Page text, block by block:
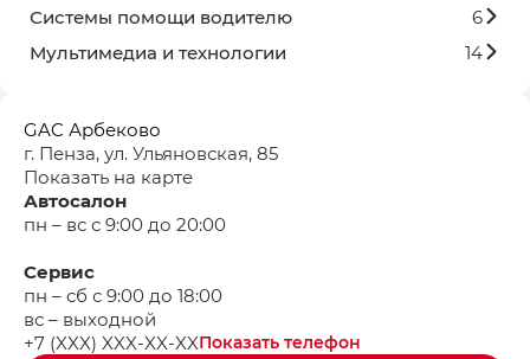
Системы помощи водителю
6
Мультимедиа и технологии
14
GAC Арбеково
г. Пенза, ул. Ульяновская, 85
Показать на карте
Автосалон
пн – вс с 9:00 до 20:00
Сервис
пн – сб с 9:00 до 18:00
вс – выходной
Показать телефон
+7 (XXX) XXX-XX-XX